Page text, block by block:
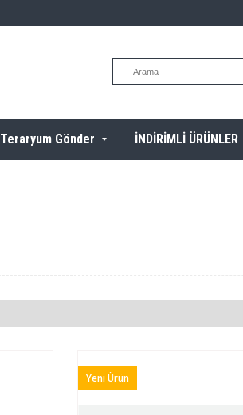
Teraryum Gönder İNDİRİMLİ ÜRÜNLER
Yeni Ürün